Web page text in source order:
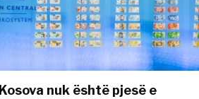
Kosova nuk është pjesë e